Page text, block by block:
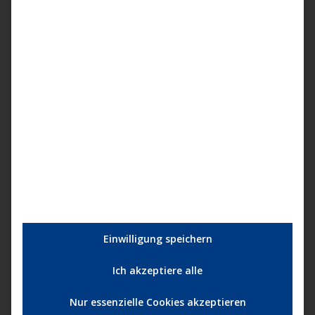
Kategorien:Darling Berlin,Film,Kino,News, Verleih
Einwilligung speichern
Ich akzeptiere alle
Nur essenzielle Cookies akzeptieren